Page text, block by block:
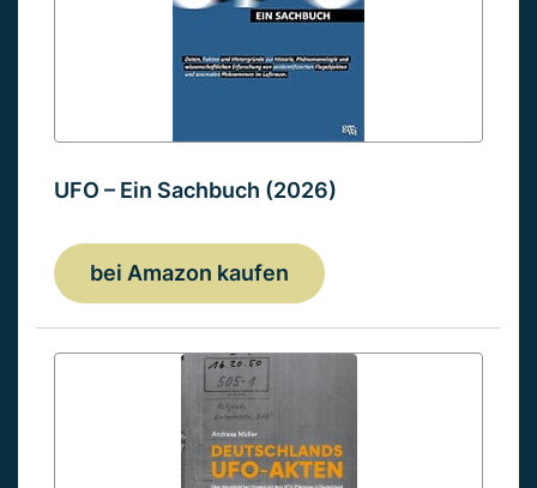
UFO – Ein Sachbuch (2026)
bei Amazon kaufen